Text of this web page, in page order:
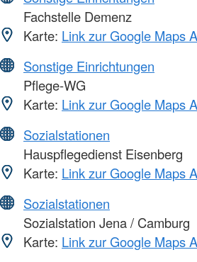
Fachstelle Demenz
Karte: Link zur Google Maps
Sonstige Einrichtungen
Pflege-WG
Karte: Link zur Google Maps
Sozialstationen
Hauspflegedienst Eisenberg
Karte: Link zur Google Maps
Sozialstationen
Sozialstation Jena / Camburg
Karte: Link zur Google Maps